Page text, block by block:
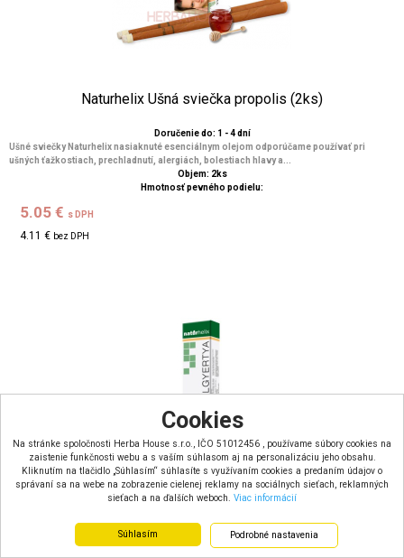
Cookies
Na stránke spoločnosti Herba House s.r.o., IČO 51012456 , používame súbory cookies na
zaistenie funkčnosti webu a s vaším súhlasom aj na personalizáciu jeho obsahu.
Kliknutím na tlačidlo „Súhlasím“ súhlasíte s využívaním cookies a predaním údajov o
správaní sa na webe na zobrazenie cielenej reklamy na sociálnych sieťach, reklamných
sieťach a na ďalších weboch. Viac informácií
Súhlasím Podrobné nastavenia
Naturhelix Ušná sviečka propolis (2ks)
Doručenie do: 1 - 4 dní
Ušné sviečky Naturhelix nasiaknuté esenciálnym olejom odporúčame používať pri
ušných ťažkostiach, prechladnutí, alergiách, bolestiach hlavy a...
Objem: 2ks
Hmotnosť pevného podielu:
5.05 € s DPH
4.11 € bez DPH